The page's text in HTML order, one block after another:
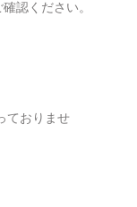
認ください。
おりませ